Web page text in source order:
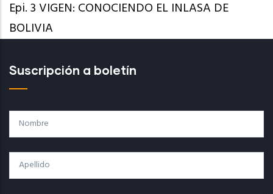
Epi. 3 VIGEN: CONOCIENDO EL INLASA DE
BOLIVIA
Suscripción a boletín
Nombre
Apellido